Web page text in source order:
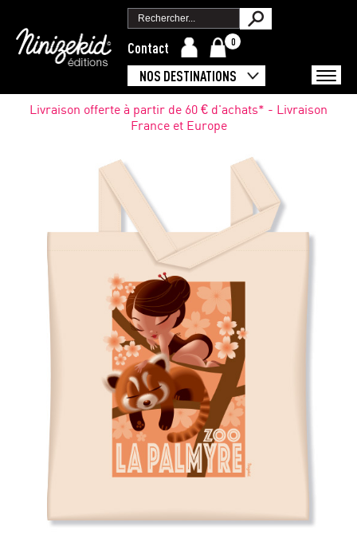
Contact 0
NOS DESTINATIONS
Livraison offerte à partir de 60 € d'achats* - Livraison
France et Europe